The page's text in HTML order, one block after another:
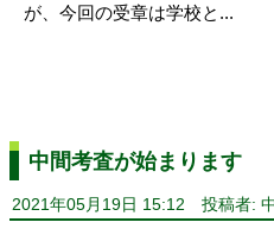
が、今回の受章は学校と...
中間考査が始まります
2021年05月19日 15:12 投稿者: